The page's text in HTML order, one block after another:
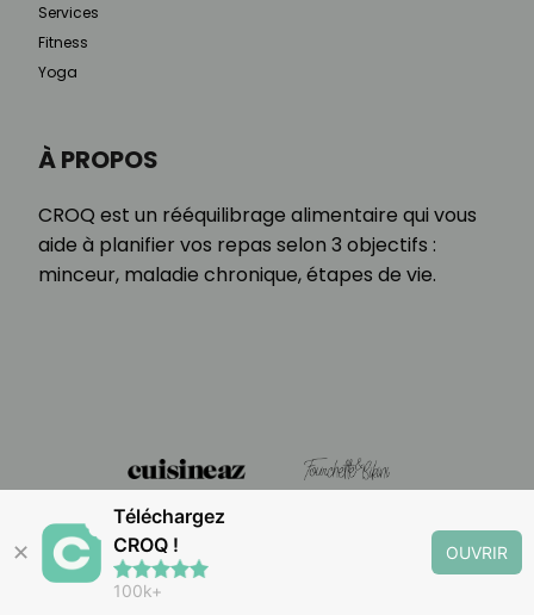
À PROPOS
CROQ est un rééquilibrage alimentaire qui vous
aide à planifier vos repas selon 3 objectifs :
minceur, maladie chronique, étapes de vie.
Services
Fitness
Yoga
✕
Téléchargez
CROQ !
100k+
OUVRIR